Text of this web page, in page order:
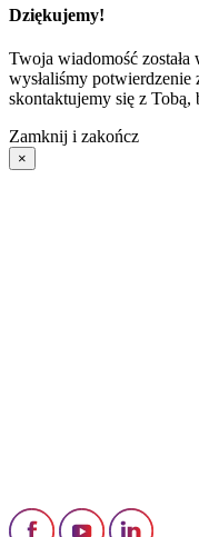
Dziękujemy!
Twoja wiadomość
wysłaliśmy potwierdzenie
skontaktujemy się z
Zamknij i zakończ
×